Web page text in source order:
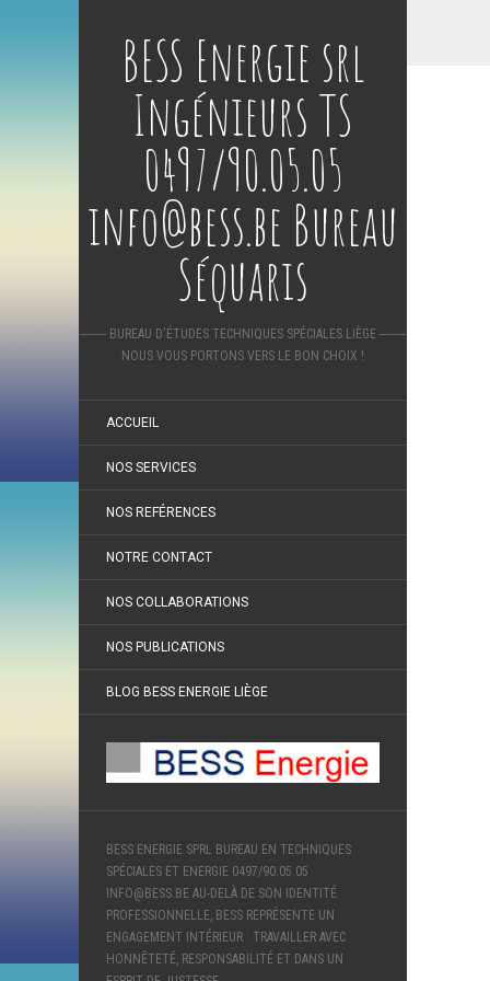
BESS Energie srl
Ingénieurs TS
0497/90.05.05
info@bess.be Bureau
Séquaris
-------- BUREAU D'ÉTUDES TECHNIQUES SPÉCIALES LIÈGE --------
NOUS VOUS PORTONS VERS LE BON CHOIX !
ACCUEIL
NOS SERVICES
NOS REFÉRENCES
NOTRE CONTACT
NOS COLLABORATIONS
NOS PUBLICATIONS
BLOG BESS ENERGIE LIÈGE
BESS ENERGIE SPRL BUREAU EN TECHNIQUES
SPÉCIALES ET ENERGIE 0497/90.05.05
INFO@BESS.BE AU-DELÀ DE SON IDENTITÉ
PROFESSIONNELLE, BESS REPRÉSENTE UN
ENGAGEMENT INTÉRIEUR : TRAVAILLER AVEC
HONNÊTETÉ, RESPONSABILITÉ ET DANS UN